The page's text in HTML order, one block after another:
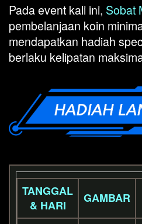
Pada event kali ini, Sobat
pembelanjaan koin
mendapatkan hadiah
berlaku kelipatan
TANGGAL
& HARI
GAMBAR